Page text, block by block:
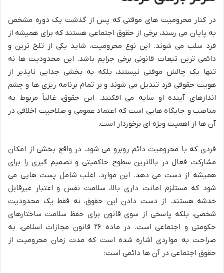
در کنار محرومیت های موقتی که پس از گذشت یک دوره مشخص
به پایان می رسند، برخی از حقوق اجتماعی هستند که برای همیشه از
فرد سلب می شوند. این نوع محرومیت، شاید یکی از تلخ ترین و
دائمی ترین تبعات قانونی برخی جرایم باشد. این محدودیت ها نه
تنها یک چالش موقتی نیستند، بلکه به بخشی جدایی ناپذیر از
هویت حقوقی فرد تبدیل می شوند و بر تمام برنامه ریزی ها و چشم
اندازهای آینده او سایه می افکنند. این حقوق، غالباً مربوط به
مناصب و جایگاه هایی است که اعتماد عمومی و صلاحیت اخلاقی در
آن ها از اهمیت ویژه ای برخوردار است.
فردی که با محرومیت دائم روبرو می شود، در واقع بخشی از امکان
مشارکت فعال در بالاترین سطوح حاکمیتی و تصمیم گیری را برای
همیشه از دست می دهد. این موارد، اغلب شامل پست هایی می
شود که مستلزم امانت داری بالا، سلامت نفس و اعتبار غیرقابل
خدشه هستند. از دست دادن این حقوق، نه فقط یک محدودیت
شخصی، بلکه پاسخی از سوی قانون برای حفظ سلامت ساختارهای
حکومتی و اجتماعی است. در ماده ۲۶ قانون مجازات اسلامی، به
صراحت به مواردی اشاره شده است که مدت زمان محرومیت از
حقوق اجتماعی در آن ها دائمی است: